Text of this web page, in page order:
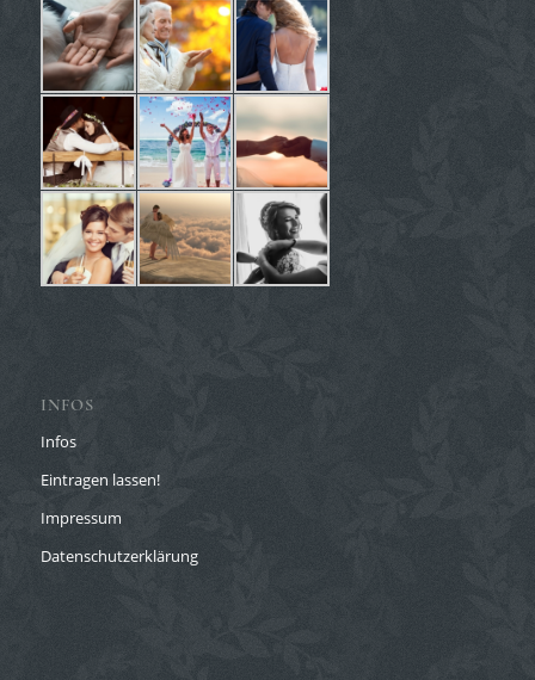
INFOS
Infos
Eintragen lassen!
Impressum
Datenschutzerklärung